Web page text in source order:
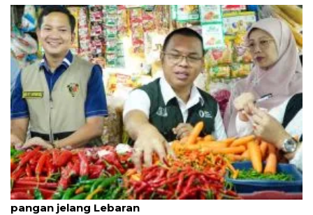
Bapanas perkuat intervensi jaga stabilitas harga
pangan jelang Lebaran